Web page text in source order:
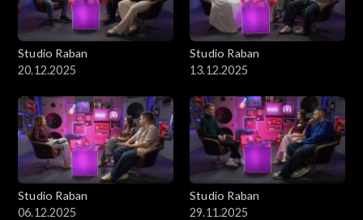
Studio Raban
20.12.2025
Studio Raban
13.12.2025
Studio Raban
06.12.2025
Studio Raban
29.11.2025